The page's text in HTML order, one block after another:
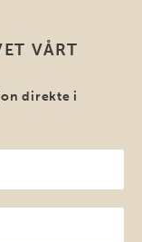
VÅRT
direkte i